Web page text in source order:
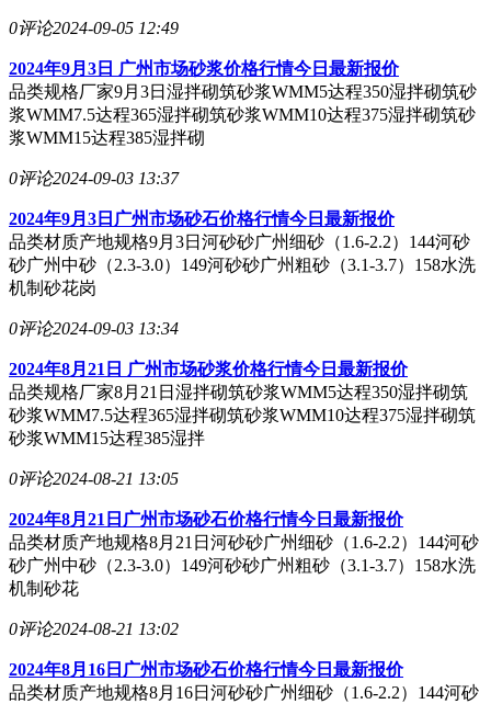
0评论2024-09-05 12:49
2024年9月3日 广州市场砂浆价格行情今日最新报价
品类规格厂家9月3日湿拌砌筑砂浆WMM5达程350湿拌砌筑砂
浆WMM7.5达程365湿拌砌筑砂浆WMM10达程375湿拌砌筑砂
浆WMM15达程385湿拌砌
0评论2024-09-03 13:37
2024年9月3日广州市场砂石价格行情今日最新报价
品类材质产地规格9月3日河砂砂广州细砂（1.6-2.2）144河砂
砂广州中砂（2.3-3.0）149河砂砂广州粗砂（3.1-3.7）158水洗
机制砂花岗
0评论2024-09-03 13:34
2024年8月21日 广州市场砂浆价格行情今日最新报价
品类规格厂家8月21日湿拌砌筑砂浆WMM5达程350湿拌砌筑
砂浆WMM7.5达程365湿拌砌筑砂浆WMM10达程375湿拌砌筑
砂浆WMM15达程385湿拌
0评论2024-08-21 13:05
2024年8月21日广州市场砂石价格行情今日最新报价
品类材质产地规格8月21日河砂砂广州细砂（1.6-2.2）144河砂
砂广州中砂（2.3-3.0）149河砂砂广州粗砂（3.1-3.7）158水洗
机制砂花
0评论2024-08-21 13:02
2024年8月16日广州市场砂石价格行情今日最新报价
品类材质产地规格8月16日河砂砂广州细砂（1.6-2.2）144河砂